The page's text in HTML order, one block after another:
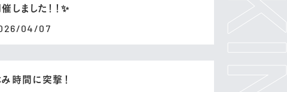
しました！！✨
04/07
時間に突撃！